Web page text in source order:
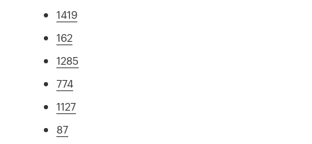
1419
162
1285
774
1127
87